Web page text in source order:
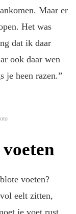
Maar er
Het was
dat ik daar
ook daar wen
je heen razen.”
voeten?
eelt zitten,
je voet rust